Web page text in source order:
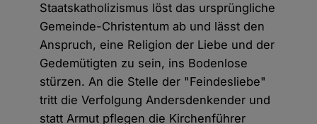
Staatskatholizismus löst das ursprüngliche
Gemeinde-Christentum ab und lässt den
Anspruch, eine Religion der Liebe und der
Gedemütigten zu sein, ins Bodenlose
stürzen. An die Stelle der "Feindesliebe"
tritt die Verfolgung Andersdenkender und
statt Armut pflegen die Kirchenführer